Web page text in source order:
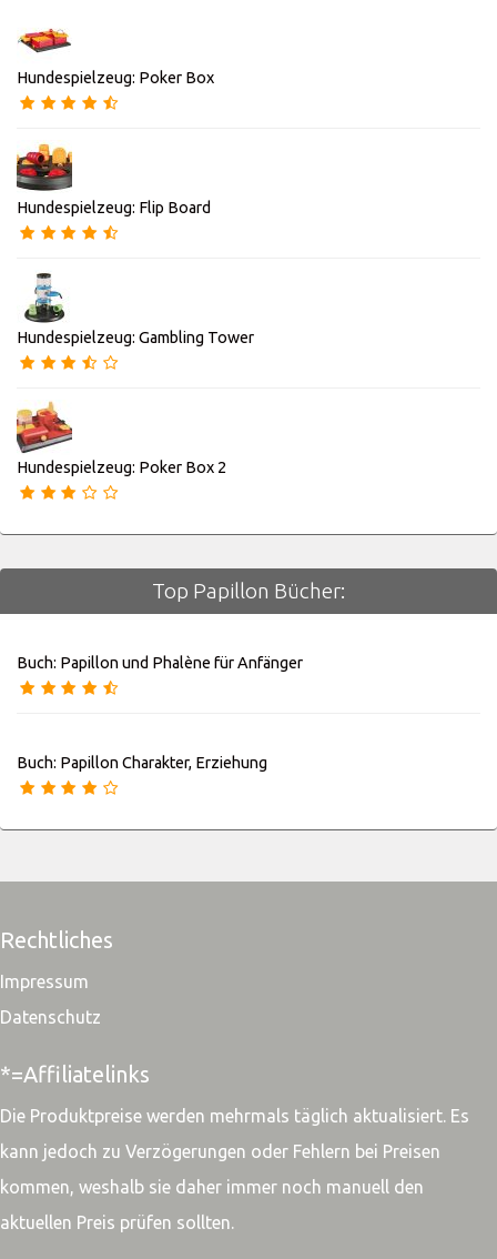
Hundespielzeug: Poker Box
Hundespielzeug: Flip Board
Hundespielzeug: Gambling Tower
Hundespielzeug: Poker Box 2
Top Papillon Bücher:
Buch: Papillon und Phalène für Anfänger
Buch: Papillon Charakter, Erziehung
Rechtliches
Impressum
Datenschutz
*=Affiliatelinks
Die Produktpreise werden mehrmals täglich aktualisiert. Es
kann jedoch zu Verzögerungen oder Fehlern bei Preisen
kommen, weshalb sie daher immer noch manuell den
aktuellen Preis prüfen sollten.